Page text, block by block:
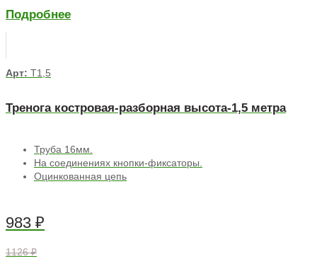
Подробнее
Арт: Т1,5
Тренога костровая-разборная высота-1,5 метра
Труба 16мм.
На соединениях кнопки-фиксаторы.
Оцинкованная цепь
983 ₽
1126 ₽